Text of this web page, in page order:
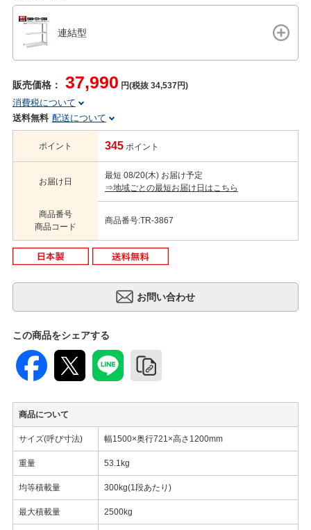
連結型
販売価格： 37,990 円(税抜 34,537円)
消費税について
送料無料 配送について
ポイント 345 ポイント
お届け日
最短 08/20(木) お届け予定
⇒地域ごとの最短お届け日はこちら
商品番号
商品コード
商品番号:TR-3867
この商品をシェアする
商品について
サイズ(呼び寸法) 幅1500×奥行721×高さ1200mm
重量 53.1kg
均等積載量 300kg(1段あたり)
最大積載量 2500kg